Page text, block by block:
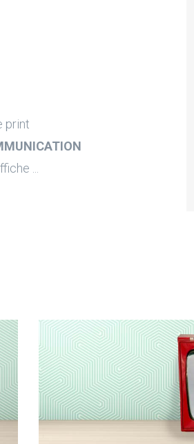
print
...